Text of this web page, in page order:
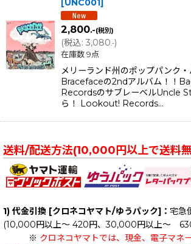
UNC001
2,800.-(税別)
(税込: 3,080.-)
在庫数 9点
メリーランド州のポップパンク
Bracefaceの2ndアルバム！！
RecordsのサブレーベルUncle
ら！ Lookout! Records…
送料/配送方法(10,000円以上で送料
1) 代金引換 [クロネコヤマト/ゆうパック]： 宅急
(10,000円以上～ 420円、30,000円以上～
※ クロネコヤマトでは、現金、電子マネ